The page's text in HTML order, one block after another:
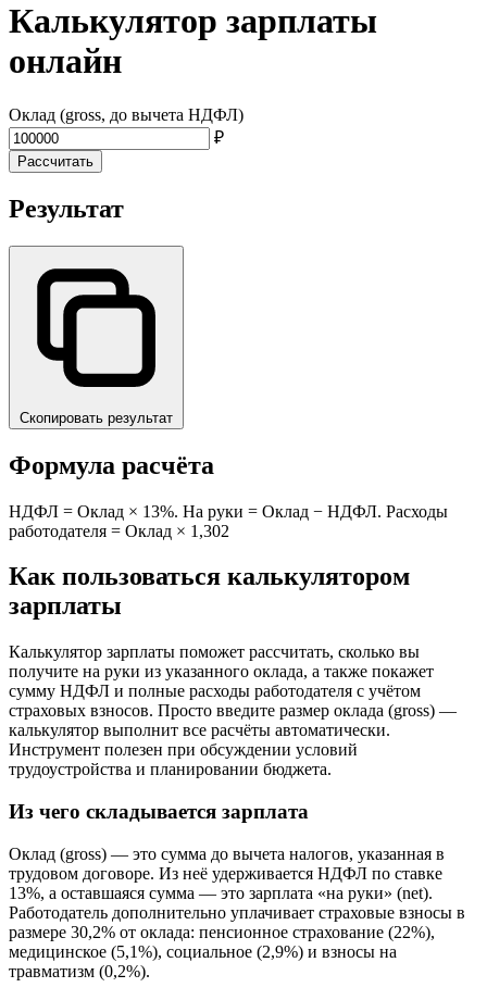
Калькулятор зарплаты
онлайн
Оклад (gross, до вычета НДФЛ)
₽
Рассчитать
Результат
Скопировать результат
Формула расчёта
НДФЛ = Оклад × 13%. На руки = Оклад − НДФЛ. Расходы
работодателя = Оклад × 1,302
Как пользоваться калькулятором
зарплаты
Калькулятор зарплаты поможет рассчитать, сколько вы
получите на руки из указанного оклада, а также покажет
сумму НДФЛ и полные расходы работодателя с учётом
страховых взносов. Просто введите размер оклада (gross) —
калькулятор выполнит все расчёты автоматически.
Инструмент полезен при обсуждении условий
трудоустройства и планировании бюджета.
Из чего складывается зарплата
Оклад (gross) — это сумма до вычета налогов, указанная в
трудовом договоре. Из неё удерживается НДФЛ по ставке
13%, а оставшаяся сумма — это зарплата «на руки» (net).
Работодатель дополнительно уплачивает страховые взносы в
размере 30,2% от оклада: пенсионное страхование (22%),
медицинское (5,1%), социальное (2,9%) и взносы на
травматизм (0,2%).